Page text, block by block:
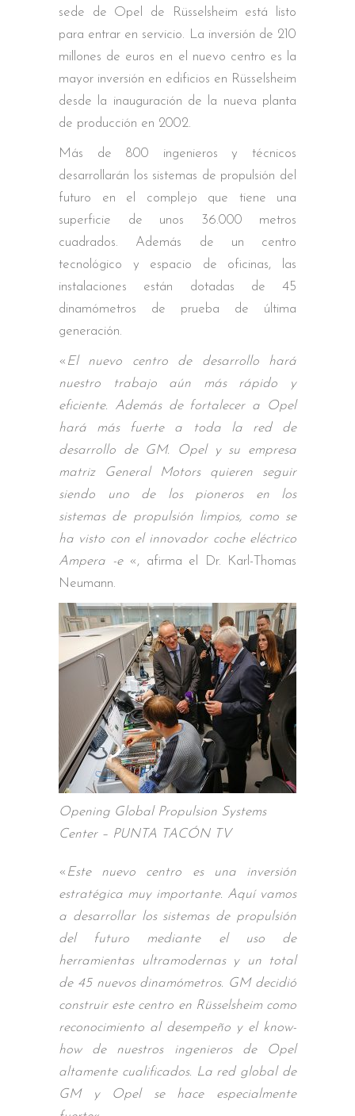
sede de Opel de Rüsselsheim está listo
para entrar en servicio. La inversión de 210
millones de euros en el nuevo centro es la
mayor inversión en edificios en Rüsselsheim
desde la inauguración de la nueva planta
de producción en 2002.
Más de 800 ingenieros y técnicos
desarrollarán los sistemas de propulsión del
futuro en el complejo que tiene una
superficie de unos 36.000 metros
cuadrados. Además de un centro
tecnológico y espacio de oficinas, las
instalaciones están dotadas de 45
dinamómetros de prueba de última
generación.
« El nuevo centro de desarrollo hará
nuestro trabajo aún más rápido y
eficiente. Además de fortalecer a Opel
hará más fuerte a toda la red de
desarrollo de GM. Opel y su empresa
matriz General Motors quieren seguir
siendo uno de los pioneros en los
sistemas de propulsión limpios, como se
ha visto con el innovador coche eléctrico
Ampera -e«, afirma el Dr. Karl-Thomas
Neumann.
Opening Global Propulsion Systems
Center – PUNTA TACÓN TV
« Este nuevo centro es una inversión
estratégica muy importante. Aquí vamos
a desarrollar los sistemas de propulsión
del futuro mediante el uso de
herramientas ultramodernas y un total
de 45 nuevos dinamómetros. GM decidió
construir este centro en Rüsselsheim como
reconocimiento al desempeño y el know-
how de nuestros ingenieros de Opel
altamente cualificados. La red global de
GM y Opel se hace especialmente